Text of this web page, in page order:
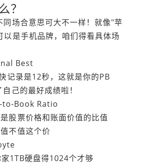
？
同场合意思可大不一样！就像"苹
以是手机品牌，咱们得看具体场
Best
记录是12秒，这就是你的PB
己的最好成绩啦！
to-Book Ratio
股票价格和账面价值的比值
不值这个价
1TB硬盘得1024个才够